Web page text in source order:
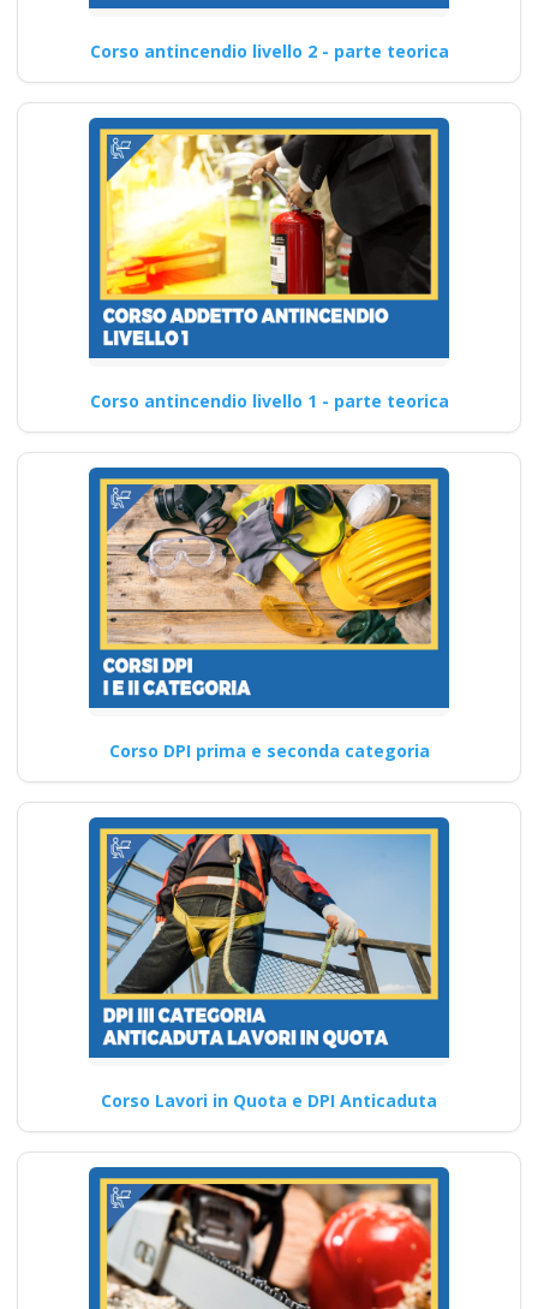
Corso antincendio livello 2 - parte teorica
Corso antincendio livello 1 - parte teorica
Corso DPI prima e seconda categoria
Corso Lavori in Quota e DPI Anticaduta